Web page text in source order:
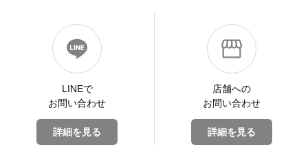
LINEで
お問い合わせ
詳細を見る
店舗への
お問い合わせ
詳細を見る